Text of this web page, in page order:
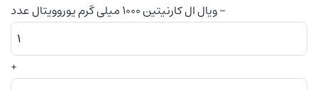
ویال ال کارنیتین 1000 میلی گرم یوروویتال عدد-
+